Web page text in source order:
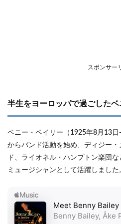
スポンサー
半生をヨーロッパで過ごした
ベニー・ベイリー（1925年8月13
からバンド活動を始め、ディジー
ド、ライオネル・ハンプトン楽団
ミュージシャンとして活躍しました